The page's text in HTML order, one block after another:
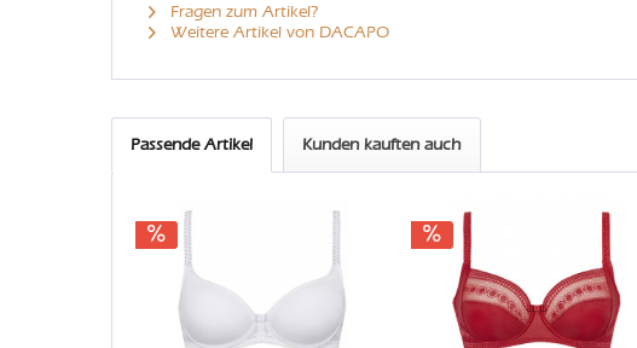
Fragen zum Artikel?
Weitere Artikel von DACAPO
Passende Artikel Kunden kauften auch